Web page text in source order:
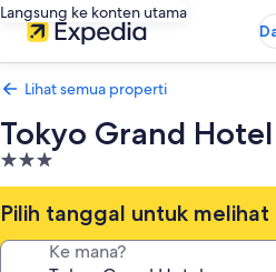
Langsung ke konten utama
Lihat semua properti
Tokyo Grand Hotel
Properti
bintang
3.0
Pilih tanggal untuk melihat
Ke mana?